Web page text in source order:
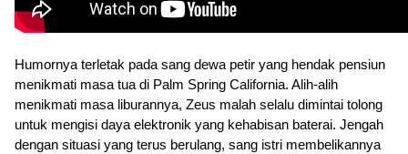
Humornya terletak pada sang dewa petir yang hendak pensiun
menikmati masa tua di Palm Spring California. Alih-alih
menikmati masa liburannya, Zeus malah selalu dimintai tolong
untuk mengisi daya elektronik yang kehabisan baterai. Jengah
dengan situasi yang terus berulang, sang istri membelikannya